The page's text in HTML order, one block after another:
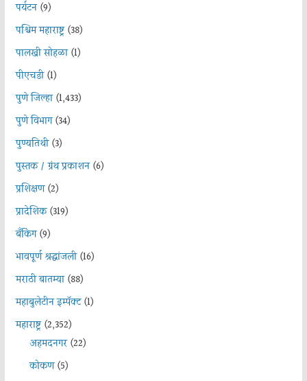
पर्यटन(9)
पश्चिम महाराष्ट्र(38)
पालखी सोहळा(1)
पीएचडी(1)
पुणे जिल्हा(1,433)
पुणे विभाग(34)
पुण्यतिथी(3)
पुस्तक / ग्रंथ प्रकाशन(6)
प्रशिक्षण(2)
प्रादेशिक(319)
बँकिंग(9)
भावपूर्ण श्रद्धांजली(16)
मराठी बातम्या(88)
महाबुलेटीन इम्पॅक्ट(1)
महाराष्ट्र(2,352)
अहमदनगर(22)
कोकण(5)